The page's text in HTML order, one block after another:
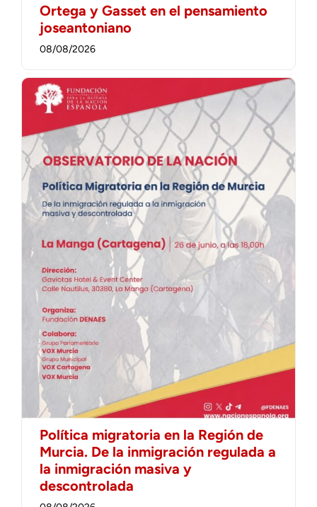
Ortega y Gasset en el pensamiento
joseantoniano
08/08/2026
Política migratoria en la Región de
Murcia. De la inmigración regulada a
la inmigración masiva y
descontrolada